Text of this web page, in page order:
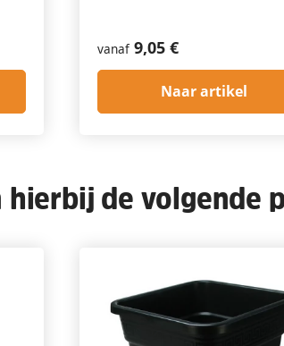
vanaf 9,05 €
Naar artikel
hierbij de volgende